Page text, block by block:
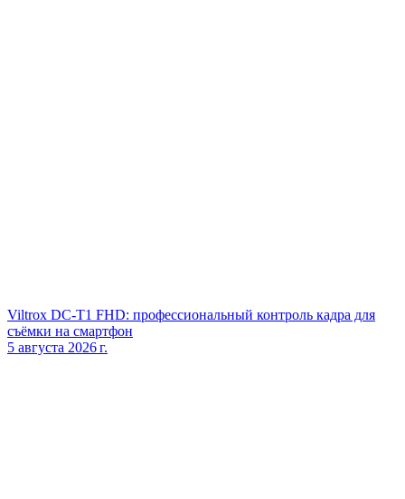
Viltrox DC‑T1 FHD: профессиональный контроль кадра для
съёмки на смартфон
5 августа 2026 г.